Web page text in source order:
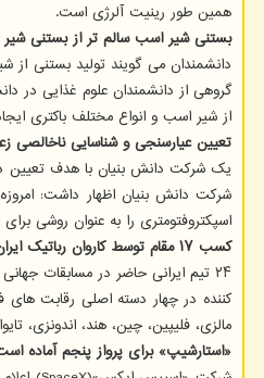
همین طور رینیت آلرژی است.
بستنی شیر اسب سالم تر از بستنی
از شیر اسب و انواع مختلف باکتری
تعیین عیارسنجی و شناسایی ناخالصی
یک شرکت دانش بنیان با هدف تعیین
شرکت دانش بنیان اظهار داشت:
اسپکتروفتومتری را به عنوان روشی
کسب ۱۷ مقام توسط کاروان رباتیک ایران در مسابقات فیرا ۲۰۲۴
مالزی، فلیپین، چین، هند، اندونزی،
«استارشیپ» برای پرواز پنجم آماده